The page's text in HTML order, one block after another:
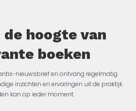
hoogte van
boeken
nieuwsbrief en ontvang regelmatig
inzichten en ervaringen uit de praktijk.
kan op ieder moment.